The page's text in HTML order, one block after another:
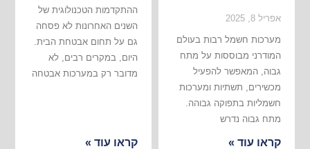
אפריל 8, 2025
מערכות חשמל רבות בעולם
המודרני מבוססות על מתח
גבוה, המאפשר להפעיל
מכשירים, תשתיות ומערכות
חשמליות בתפוקה גבוהה.
מתח גבוה נדרש
קראו עוד »
ההתקדמות הטכנולוגית של
השנים האחרונות לא פסחה
גם על תחום אבטחת הבית.
היום, במקרים רבים, לא
מדובר רק במערכות אבטחה
קראו עוד »